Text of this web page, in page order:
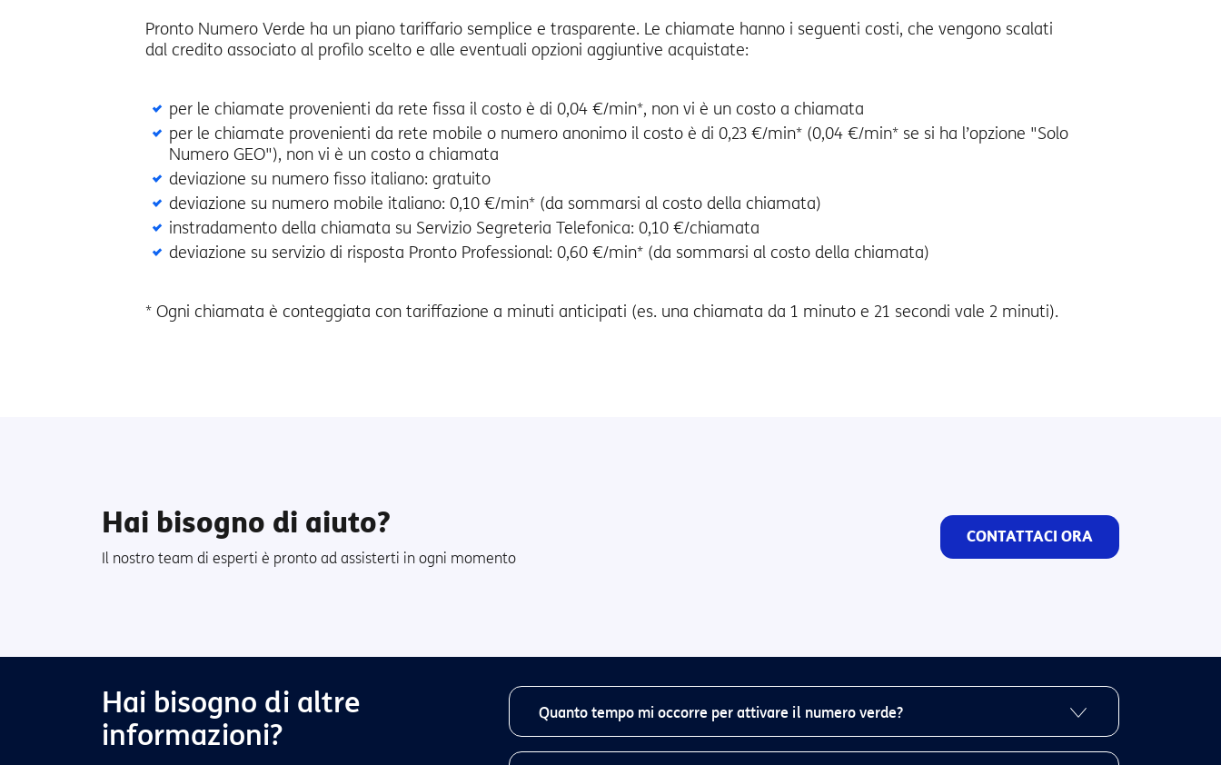
Pronto Numero Verde ha un piano tariffario semplice e trasparente. Le chiamate hanno i seguenti costi, che vengono scalati
dal credito associato al profilo scelto e alle eventuali opzioni aggiuntive acquistate:
per le chiamate provenienti da rete fissa il costo è di 0,04 €/min*, non vi è un costo a chiamata
per le chiamate provenienti da rete mobile o numero anonimo il costo è di 0,23 €/min* (0,04 €/min* se si ha l’opzione "Solo
Numero GEO"), non vi è un costo a chiamata
deviazione su numero fisso italiano: gratuito
deviazione su numero mobile italiano: 0,10 €/min* (da sommarsi al costo della chiamata)
instradamento della chiamata su Servizio Segreteria Telefonica: 0,10 €/chiamata
deviazione su servizio di risposta Pronto Professional: 0,60 €/min* (da sommarsi al costo della chiamata)
* Ogni chiamata è conteggiata con tariffazione a minuti anticipati (es. una chiamata da 1 minuto e 21 secondi vale 2 minuti).
Hai bisogno di aiuto?
Il nostro team di esperti è pronto ad assisterti in ogni momento
CONTATTACI ORA
Hai bisogno di altre
informazioni?
Quanto tempo mi occorre per attivare il numero verde?